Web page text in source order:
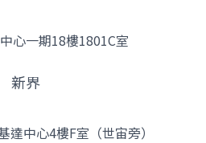
心一期18樓1801C室
新界
達中心4樓F室（世宙旁）